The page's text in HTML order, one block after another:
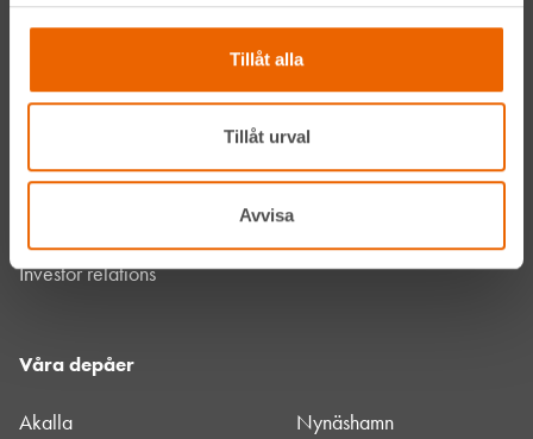
Tillåt alla
Tillåt urval
Avvisa
Integritetspolicy
Investor relations
Våra depåer
Akalla Nynäshamn